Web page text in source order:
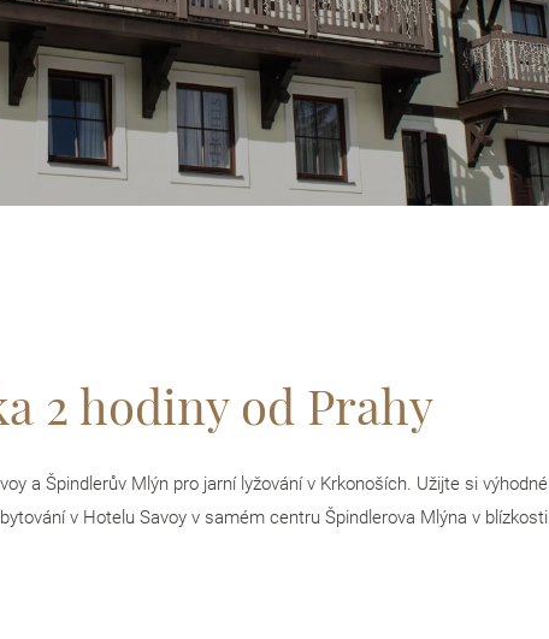
2 hodiny od Prahy
a Špindlerův Mlýn pro jarní lyžování v Krkonoších. Užijte si výhodné
v Hotelu Savoy v samém centru Špindlerova Mlýna v blízkosti